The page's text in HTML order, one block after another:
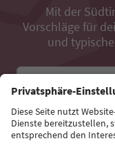
Mit der
Vorschläge für
und